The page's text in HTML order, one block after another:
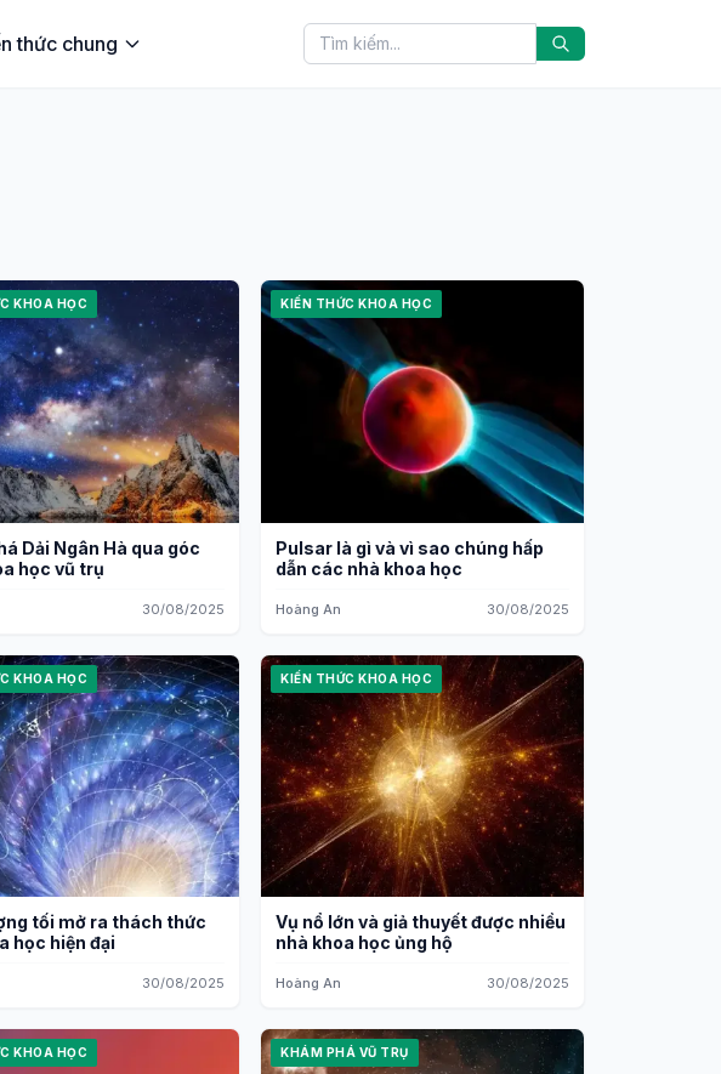
thức chung
KHOA HỌC
Dải Ngân Hà qua góc
học vũ trụ
30/08/2025
KIẾN THỨC KHOA HỌC
Pulsar là gì và vì sao chúng hấp
dẫn các nhà khoa học
Hoàng An 30/08/2025
KHOA HỌC
tối mở ra thách thức
học hiện đại
30/08/2025
KIẾN THỨC KHOA HỌC
Vụ nổ lớn và giả thuyết được nhiều
nhà khoa học ủng hộ
Hoàng An 30/08/2025
KHOA HỌC KHÁM PHÁ VŨ TRỤ